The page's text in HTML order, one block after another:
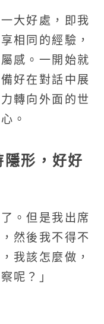
大好處，即我
相同的經驗，
感。一開始就
好在對話中展
轉向外面的世
。
形，好好
。但是我出席
然後我不得不
我該怎麼做，
呢？」